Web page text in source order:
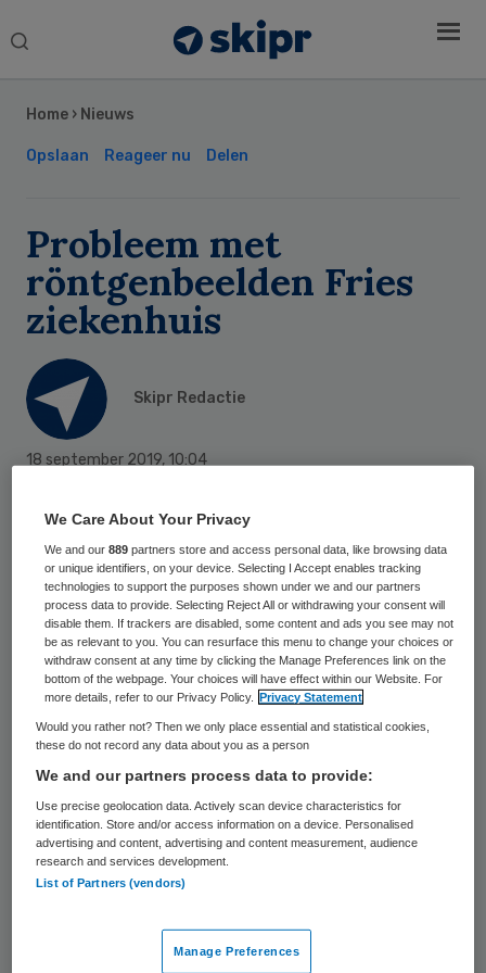
Search
Home › Nieuws
Opslaan Reageer nu Delen
Probleem met
röntgenbeelden Fries
ziekenhuis
Skipr Redactie
18 september 2019, 10:04
Het Medisch Centrum Leeuwarden (MCL)
kampt met een technisch probleem bij de
opslag van digitale beelden zoals echo’s,
scans en beelden van röntgen- en
scopieonderzoek. Een deel van de beelden is
momenteel niet te raadplegen door artsen
en andere medewerkers, maakte het
ziekenhuis bekend.
Het gaat om een deel van de beelden die
opgeslagen zijn tussen 1 en 12 maart van dit
waarin beschreven staat wat er op het
beeld te zien is, zijn wel beschikbaar.
Sidebar
We Care About Your Privacy
We and our889 partners store and access personal data, like browsing data
or unique identifiers, on your device. Selecting I Accept enables tracking
technologies to support the purposes shown under we and our partners
process data to provide. Selecting Reject All or withdrawing your consent will
disable them. If trackers are disabled, some content and ads you see may not
be as relevant to you. You can resurface this menu to change your choices or
withdraw consent at any time by clicking the Manage Preferences link on the
bottom of the webpage. Your choices will have effect within our Website. For
more details, refer to our Privacy Policy.
Privacy Statement
Would you rather not? Then we only place essential and statistical cookies,
these do not record any data about you as a person
We and our partners process data to provide:
Use precise geolocation data. Actively scan device characteristics for
identification. Store and/or access information on a device. Personalised
advertising and content, advertising and content measurement, audience
research and services development.
List of Partners (vendors)
Manage Preferences